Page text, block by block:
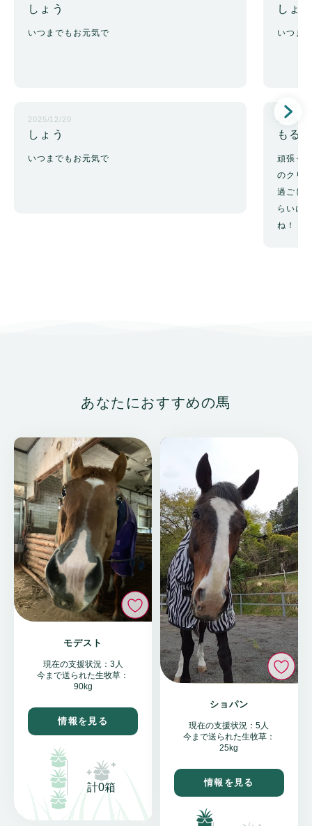
しょう
いつまでもお元気で
2025/12/20
しょう
いつまでもお元気で
しょ
いつま
2025/
もる
頑張っ
のクリ
過ごし
らいに
ね！ ず
あなたにおすすめの馬
いいね
モデスト
現在の支援状況：3人
今まで送られた生牧草：
90kg
情報を見る
計0箱
い
ショパン
現在の支援状況：5人
今まで送られた生牧草：
25kg
情報を見る